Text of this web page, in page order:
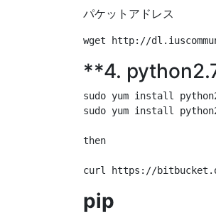
パケットアドレス
**4.
sudo yum install
sudo yum install
then
pip